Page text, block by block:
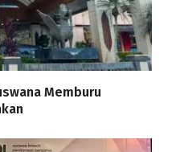
Memburu